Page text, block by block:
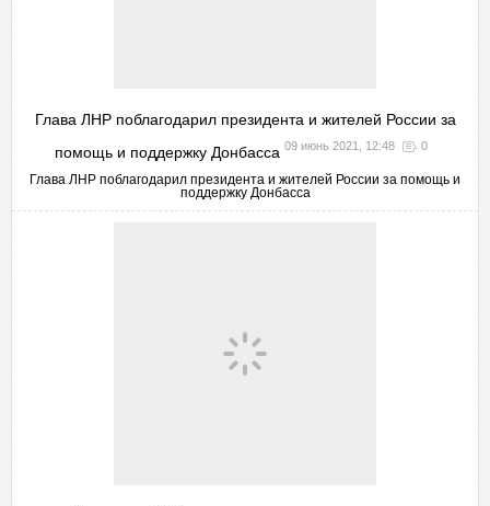
Глава ЛНР поблагодарил президента и жителей России за
помощь и поддержку Донбасса 09 июнь 2021, 12:48 0
Глава ЛНР поблагодарил президента и жителей России за помощь и
поддержку Донбасса